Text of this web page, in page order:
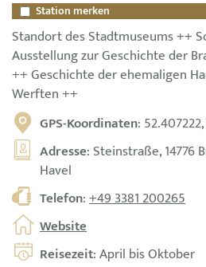
Station merken
Standort des Stadtmuseums ++
Ausstellung zur Geschichte der
++ Geschichte der ehemaligen
Werften ++
GPS-Koordinaten:
Adresse: Steinstraße, 14776
Havel
Telefon:+49 3381 200265
Website
Reisezeit: April bis Oktober